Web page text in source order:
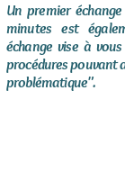
Un premier
minutes est
échange vise à
procédures pouvant
problématique".